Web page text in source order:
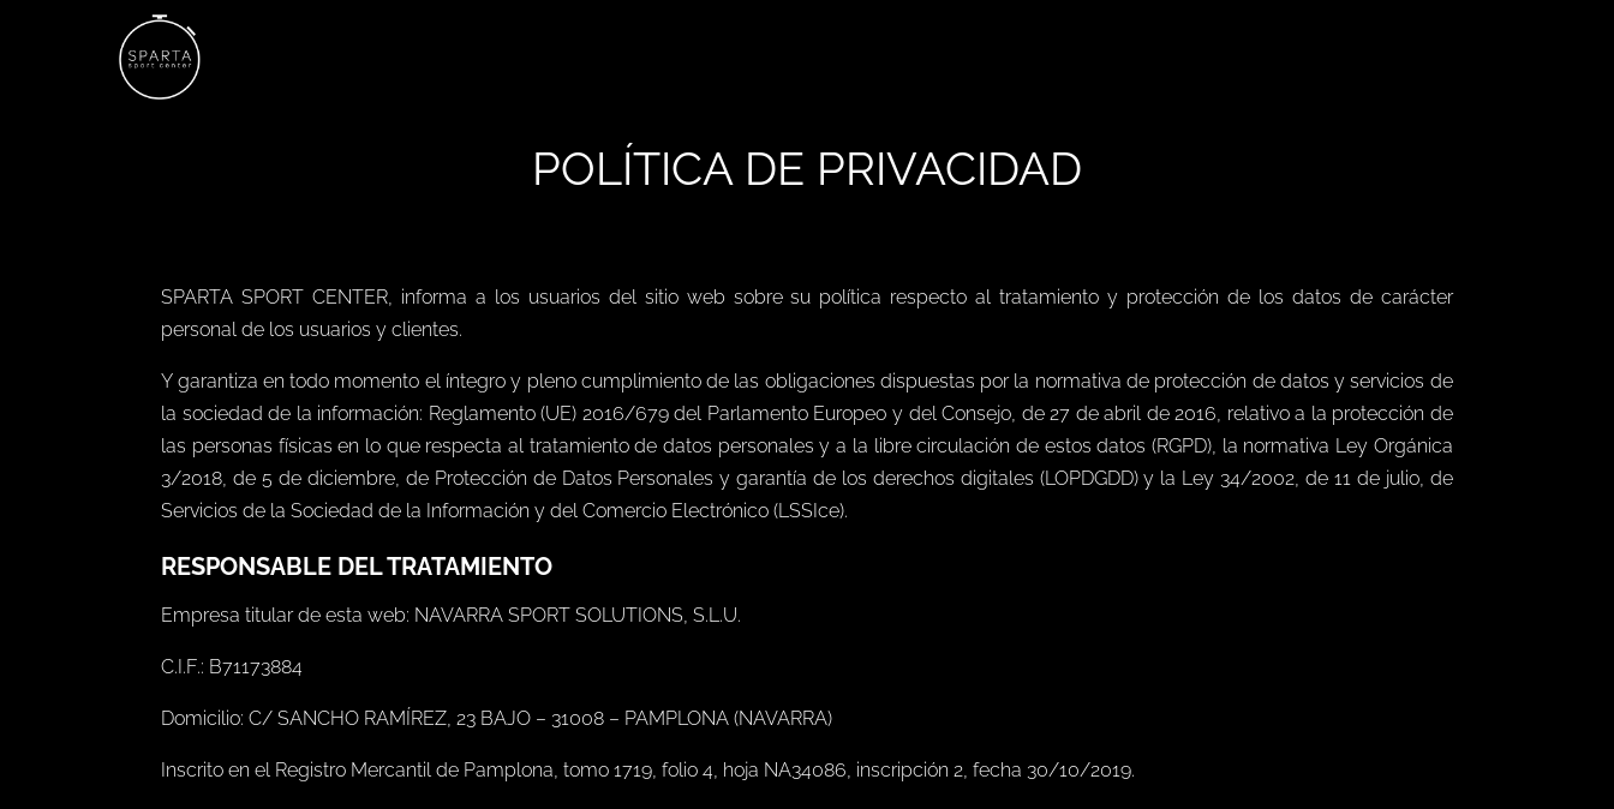
POLÍTICA DE PRIVACIDAD
SPARTA SPORT CENTER, informa a los usuarios del sitio web sobre su política respecto al tratamiento y protección de los datos de carácter
personal de los usuarios y clientes.
Y garantiza en todo momento el íntegro y pleno cumplimiento de las obligaciones dispuestas por la normativa de protección de datos y servicios de
la sociedad de la información: Reglamento (UE) 2016/679 del Parlamento Europeo y del Consejo, de 27 de abril de 2016, relativo a la protección de
las personas físicas en lo que respecta al tratamiento de datos personales y a la libre circulación de estos datos (RGPD), la normativa Ley Orgánica
3/2018, de 5 de diciembre, de Protección de Datos Personales y garantía de los derechos digitales (LOPDGDD) y la Ley 34/2002, de 11 de julio, de
Servicios de la Sociedad de la Información y del Comercio Electrónico (LSSIce).
RESPONSABLE DEL TRATAMIENTO
Empresa titular de esta web: NAVARRA SPORT SOLUTIONS, S.L.U.
C.I.F.: B71173884
Domicilio: C/ SANCHO RAMÍREZ, 23 BAJO – 31008 – PAMPLONA (NAVARRA)
Inscrito en el Registro Mercantil de Pamplona, tomo 1719, folio 4, hoja NA34086, inscripción 2, fecha 30/10/2019.